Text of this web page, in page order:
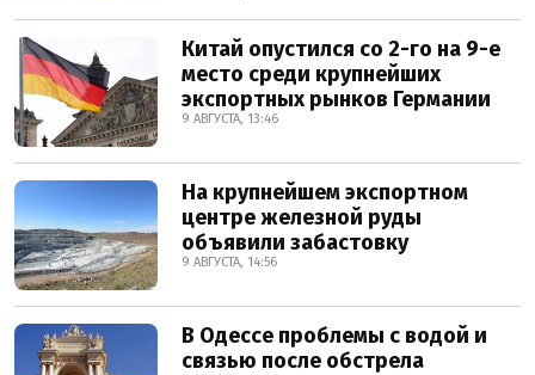
Китай опустился со 2-го на 9-е
место среди крупнейших
экспортных рынков Германии
9 АВГУСТА, 13:46
На крупнейшем экспортном
центре железной руды
объявили забастовку
9 АВГУСТА, 14:56
В Одессе проблемы с водой и
связью после обстрела